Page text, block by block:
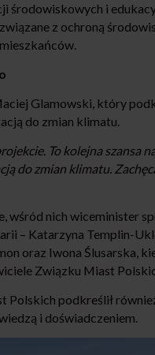
środowiskowych i
z ochroną
Glamowski, który
do zmian klimatu.
To kolejna szansa
do zmian klimatu.
wśród nich wiceminister
– Katarzyna Templin-
oraz Iwona Ślusarska,
Związku Miast
Polskich podkreślił
i doświadczeniem.